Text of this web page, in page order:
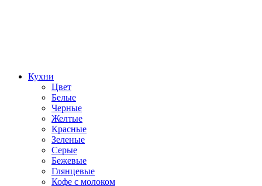
Кухни
Цвет
Белые
Черные
Желтые
Красные
Зеленые
Серые
Бежевые
Глянцевые
Кофе с молоком